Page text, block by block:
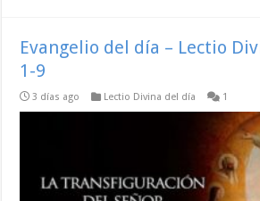
Evangelio del día – Lectio
1-9
3 días ago Lectio Divina del día 1